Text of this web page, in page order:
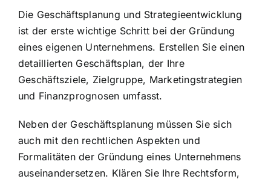
Die Geschäftsplanung und Strategieentwicklung
ist der erste wichtige Schritt bei der Gründung
eines eigenen Unternehmens. Erstellen Sie einen
detaillierten Geschäftsplan, der Ihre
Geschäftsziele, Zielgruppe, Marketingstrategien
und Finanzprognosen umfasst.
Neben der Geschäftsplanung müssen Sie sich
auch mit den rechtlichen Aspekten und
Formalitäten der Gründung eines Unternehmens
auseinandersetzen. Klären Sie Ihre Rechtsform,